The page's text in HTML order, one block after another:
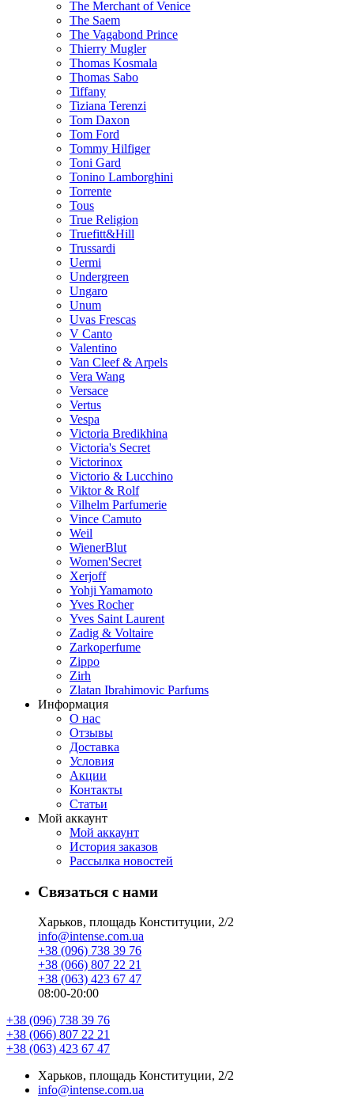
The Merchant of Venice
The Saem
The Vagabond Prince
Thierry Mugler
Thomas Kosmala
Thomas Sabo
Tiffany
Tiziana Terenzi
Tom Daxon
Tom Ford
Tommy Hilfiger
Toni Gard
Tonino Lamborghini
Torrente
Tous
True Religion
Truefitt&Hill
Trussardi
Uermi
Undergreen
Ungaro
Unum
Uvas Frescas
V Canto
Valentino
Van Cleef & Arpels
Vera Wang
Versace
Vertus
Vespa
Victoria Bredikhina
Victoria's Secret
Victorinox
Victorio & Lucchino
Viktor & Rolf
Vilhelm Parfumerie
Vince Camuto
Weil
WienerBlut
Women'Secret
Xerjoff
Yohji Yamamoto
Yves Rocher
Yves Saint Laurent
Zadig & Voltaire
Zarkoperfume
Zippo
Zirh
Zlatan Ibrahimovic Parfums
Информация
О нас
Отзывы
Доставка
Условия
Aкции
Контакты
Статьи
Мой аккаунт
Мой аккаунт
История заказов
Рассылка новостей
Связаться с нами
Харьков, площадь Конституции, 2/2
info@intense.com.ua
+38 (096) 738 39 76
+38 (066) 807 22 21
+38 (063) 423 67 47
08:00-20:00
+38 (096) 738 39 76
+38 (066) 807 22 21
+38 (063) 423 67 47
Харьков, площадь Конституции, 2/2
info@intense.com.ua